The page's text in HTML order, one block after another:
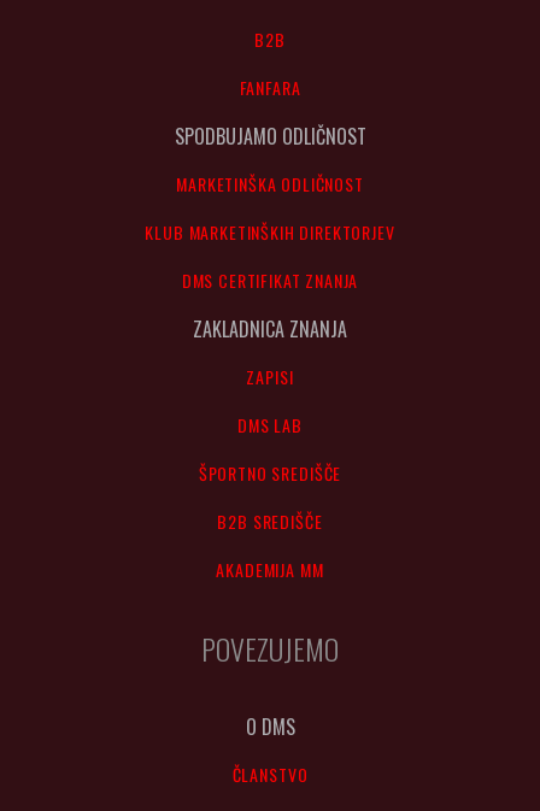
B2B
FANFARA
SPODBUJAMO ODLIČNOST
MARKETINŠKA ODLIČNOST
KLUB MARKETINŠKIH DIREKTORJEV
DMS CERTIFIKAT ZNANJA
ZAKLADNICA ZNANJA
ZAPISI
DMS LAB
ŠPORTNO SREDIŠČE
B2B SREDIŠČE
AKADEMIJA MM
POVEZUJEMO
O DMS
ČLANSTVO